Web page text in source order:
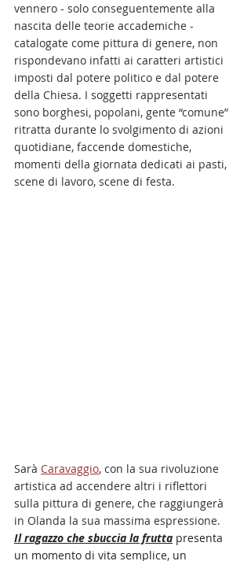
vennero - solo conseguentemente alla
nascita delle teorie accademiche -
catalogate come pittura di genere, non
rispondevano infatti ai caratteri artistici
imposti dal potere politico e dal potere
della Chiesa. I soggetti rappresentati
sono borghesi, popolani, gente “comune”
ritratta durante lo svolgimento di azioni
quotidiane, faccende domestiche,
momenti della giornata dedicati ai pasti,
scene di lavoro, scene di festa.
Sarà Caravaggio, con la sua rivoluzione
artistica ad accendere altri i riflettori
sulla pittura di genere, che raggiungerà
in Olanda la sua massima espressione.
Il ragazzo che sbuccia la frutta presenta
un momento di vita semplice, un